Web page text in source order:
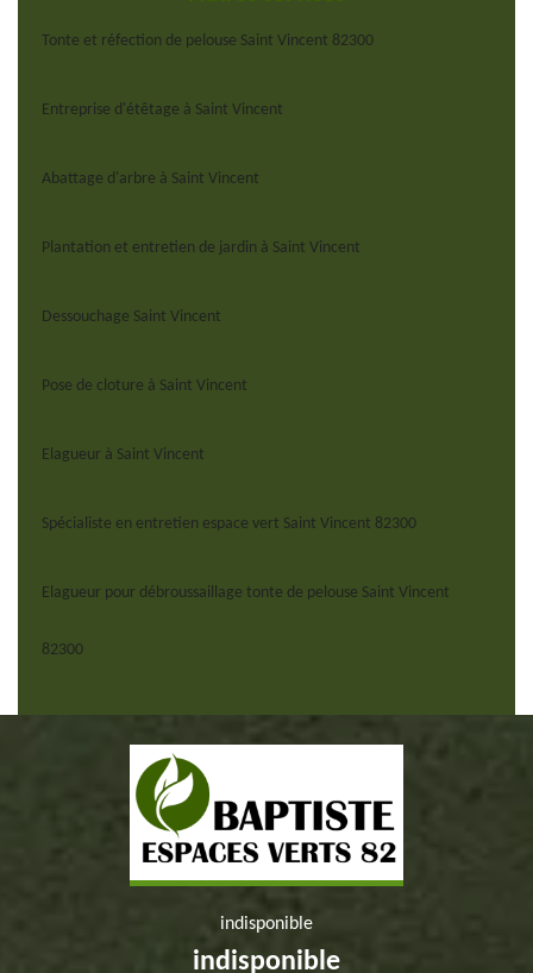
Tonte et réfection de pelouse Saint Vincent 82300
Entreprise d'étêtage à Saint Vincent
Abattage d'arbre à Saint Vincent
Plantation et entretien de jardin à Saint Vincent
Dessouchage Saint Vincent
Pose de cloture à Saint Vincent
Elagueur à Saint Vincent
Spécialiste en entretien espace vert Saint Vincent 82300
Elagueur pour débroussaillage tonte de pelouse Saint Vincent
82300
indisponible
indisponible